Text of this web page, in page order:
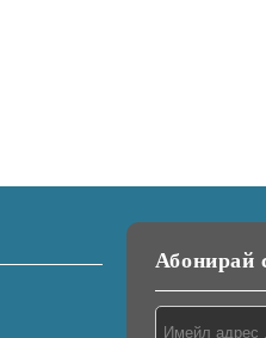
Абонирай